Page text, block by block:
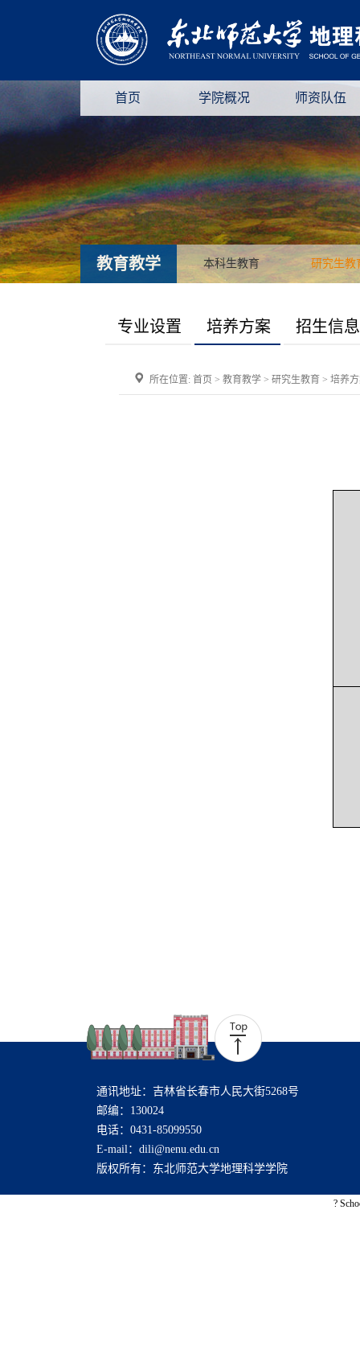
首页 学院概况 师资队伍
教育教学 本科生教育 研究生教
专业设置 培养方案 招生信息
所在位置: 首页 > 教育教学 > 研究生教育 > 培养
通讯地址：吉林省长春市人民大街5268号
邮编：130024
电话：0431-85099550
E-mail：dili@nenu.edu.cn
版权所有：东北师范大学地理科学学院
?